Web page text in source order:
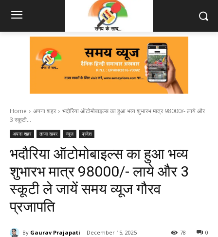
Home अपना शहर
भदौरिया ऑटोमोबाइल्स का हुआ भव्य शुभारभ मात्र 98000/- लाये और
3 स्कूटी...
अपना शहर ताजा खबर न्यूज़ प्रदेश
भदौरिया ऑटोमोबाइल्स का हुआ भव्य
शुभारभ मात्र 98000/- लाये और 3
स्कूटी ले जायें समय व्यूज गौरव
प्रजापति
By Gaurav Prajapati December 15, 2025 0
78